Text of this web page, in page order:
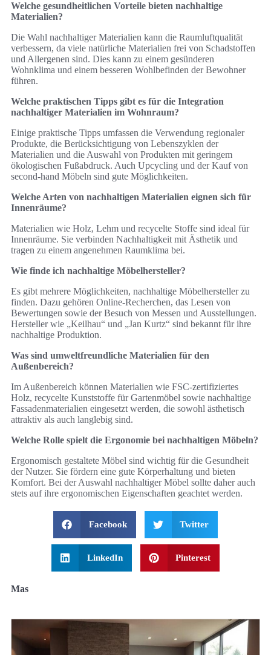
Welche gesundheitlichen Vorteile bieten nachhaltige
Materialien?
Die Wahl nachhaltiger Materialien kann die Raumluftqualität
verbessern, da viele natürliche Materialien frei von Schadstoffen
und Allergenen sind. Dies kann zu einem gesünderen
Wohnklima und einem besseren Wohlbefinden der Bewohner
führen.
Welche praktischen Tipps gibt es für die Integration
nachhaltiger Materialien im Wohnraum?
Einige praktische Tipps umfassen die Verwendung regionaler
Produkte, die Berücksichtigung von Lebenszyklen der
Materialien und die Auswahl von Produkten mit geringem
ökologischen Fußabdruck. Auch Upcycling und der Kauf von
second-hand Möbeln sind gute Möglichkeiten.
Welche Arten von nachhaltigen Materialien eignen sich für
Innenräume?
Materialien wie Holz, Lehm und recycelte Stoffe sind ideal für
Innenräume. Sie verbinden Nachhaltigkeit mit Ästhetik und
tragen zu einem angenehmen Raumklima bei.
Wie finde ich nachhaltige Möbelhersteller?
Es gibt mehrere Möglichkeiten, nachhaltige Möbelhersteller zu
finden. Dazu gehören Online-Recherchen, das Lesen von
Bewertungen sowie der Besuch von Messen und Ausstellungen.
Hersteller wie „Keilhau“ und „Jan Kurtz“ sind bekannt für ihre
nachhaltige Produktion.
Was sind umweltfreundliche Materialien für den
Außenbereich?
Im Außenbereich können Materialien wie FSC-zertifiziertes
Holz, recycelte Kunststoffe für Gartenmöbel sowie nachhaltige
Fassadenmaterialien eingesetzt werden, die sowohl ästhetisch
attraktiv als auch langlebig sind.
Welche Rolle spielt die Ergonomie bei nachhaltigen Möbeln?
Ergonomisch gestaltete Möbel sind wichtig für die Gesundheit
der Nutzer. Sie fördern eine gute Körperhaltung und bieten
Komfort. Bei der Auswahl nachhaltiger Möbel sollte daher auch
stets auf ihre ergonomischen Eigenschaften geachtet werden.
Facebook Twitter
LinkedIn Pinterest
Mas